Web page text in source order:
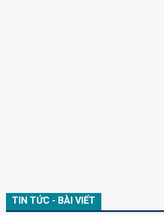
TIN TỨC - BÀI VIẾT